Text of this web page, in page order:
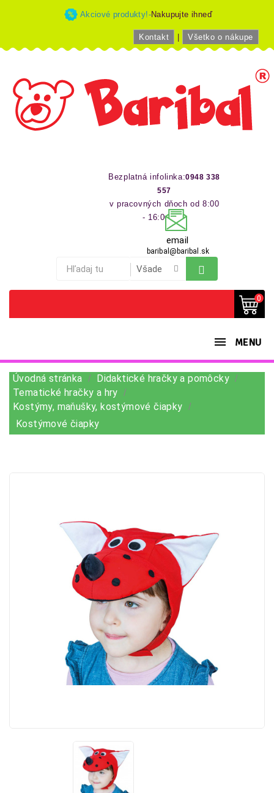
Akciové produkty!-Nakupujte ihneď
Kontakt Všetko o nákupe
Bezplatná infolinka:0948 338
557
v pracovných dňoch od 8:00
- 16:00 hod
email
baribal@baribal.sk
0
MENU
Úvodná stránka
Didaktické hračky a pomôcky
Tematické hračky a hry
Kostýmy, maňušky, kostýmové čiapky
Kostýmové čiapky